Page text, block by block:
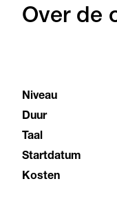
Over de
Niveau
Duur
Taal
Startdatum
Kosten